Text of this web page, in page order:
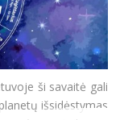
ši savaitė gali
išsidėstymas